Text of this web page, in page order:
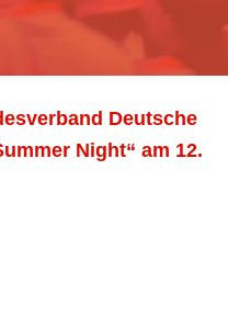
Deutsche
Night“ am 12.